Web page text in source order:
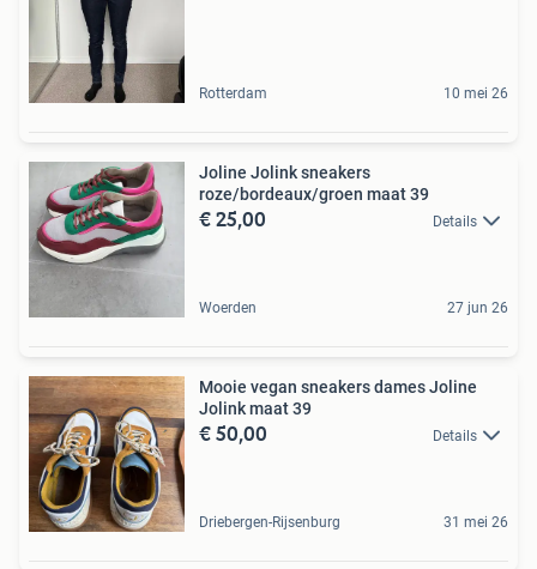
Rotterdam 10 mei 26
Joline Jolink sneakers
roze/bordeaux/groen maat 39
€ 25,00 Details
Woerden 27 jun 26
Mooie vegan sneakers dames Joline
Jolink maat 39
€ 50,00 Details
Driebergen-Rijsenburg 31 mei 26